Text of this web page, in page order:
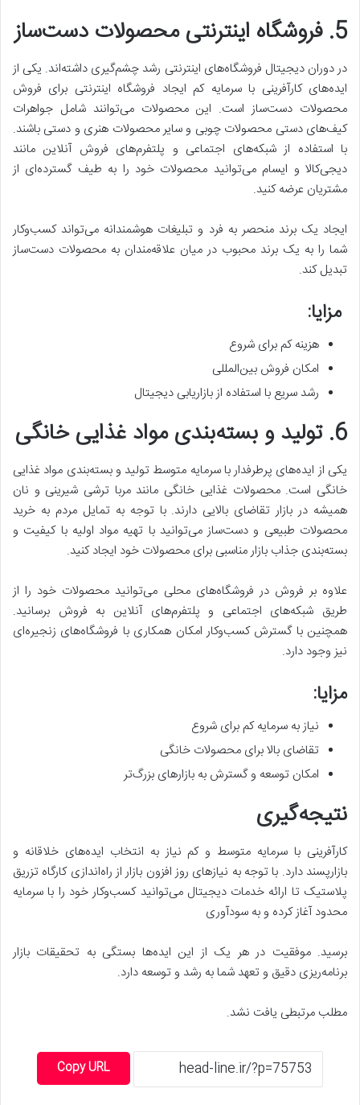
5. فروشگاه اینترنتی محصولات دست‌ساز
در دوران دیجیتال فروشگاه‌های اینترنتی رشد چشم‌گیری داشته‌اند. یکی از
ایده‌های کارآفرینی با سرمایه کم ایجاد فروشگاه اینترنتی برای فروش
محصولات دست‌ساز است. این محصولات می‌توانند شامل جواهرات
کیف‌های دستی محصولات چوبی و سایر محصولات هنری و دستی باشند.
با استفاده از شبکه‌های اجتماعی و پلتفرم‌های فروش آنلاین مانند
دیجی‌کالا و ایسام می‌توانید محصولات خود را به طیف گسترده‌ای از
مشتریان عرضه کنید.
ایجاد یک برند منحصر به فرد و تبلیغات هوشمندانه می‌تواند کسب‌وکار
شما را به یک برند محبوب در میان علاقه‌مندان به محصولات دست‌ساز
تبدیل کند.
مزایا:
هزینه کم برای شروع
امکان فروش بین‌المللی
رشد سریع با استفاده از بازاریابی دیجیتال
6. تولید و بسته‌بندی مواد غذایی خانگی
یکی از ایده‌های پرطرفدار با سرمایه متوسط تولید و بسته‌بندی مواد غذایی
خانگی است. محصولات غذایی خانگی مانند مربا ترشی شیرینی و نان
همیشه در بازار تقاضای بالایی دارند. با توجه به تمایل مردم به خرید
محصولات طبیعی و دست‌ساز می‌توانید با تهیه مواد اولیه با کیفیت و
بسته‌بندی جذاب بازار مناسبی برای محصولات خود ایجاد کنید.
علاوه بر فروش در فروشگاه‌های محلی می‌توانید محصولات خود را از
طریق شبکه‌های اجتماعی و پلتفرم‌های آنلاین به فروش برسانید.
همچنین با گسترش کسب‌وکار امکان همکاری با فروشگاه‌های زنجیره‌ای
نیز وجود دارد.
مزایا:
نیاز به سرمایه کم برای شروع
تقاضای بالا برای محصولات خانگی
امکان توسعه و گسترش به بازارهای بزرگ‌تر
نتیجه‌گیری
کارآفرینی با سرمایه متوسط و کم نیاز به انتخاب ایده‌های خلاقانه و
بازارپسند دارد. با توجه به نیازهای روز افزون بازار از راه‌اندازی کارگاه تزریق
پلاستیک تا ارائه خدمات دیجیتال می‌توانید کسب‌وکار خود را با سرمایه
محدود آغاز کرده و به سودآوری
برسید. موفقیت در هر یک از این ایده‌ها بستگی به تحقیقات بازار
برنامه‌ریزی دقیق و تعهد شما به رشد و توسعه دارد.
مطلب مرتبطی یافت نشد.
Copy URL